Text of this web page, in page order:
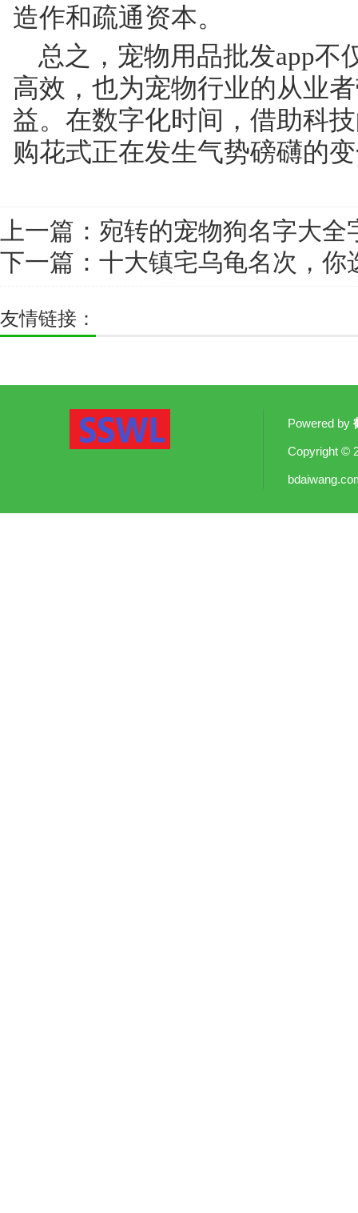
造作和疏通资本。
总之，宠物用品批发app不
高效，也为宠物行业的从业
益。在数字化时间，借助科
购花式正在发生气势磅礴的
上一篇： 宛转的宠物狗名字大全
下一篇： 十大镇宅乌龟名次，你
友情链接：
Powered by
Copyright ©